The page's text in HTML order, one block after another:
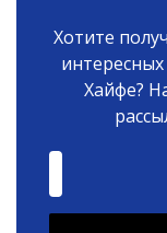
Хотите
Хайфе?